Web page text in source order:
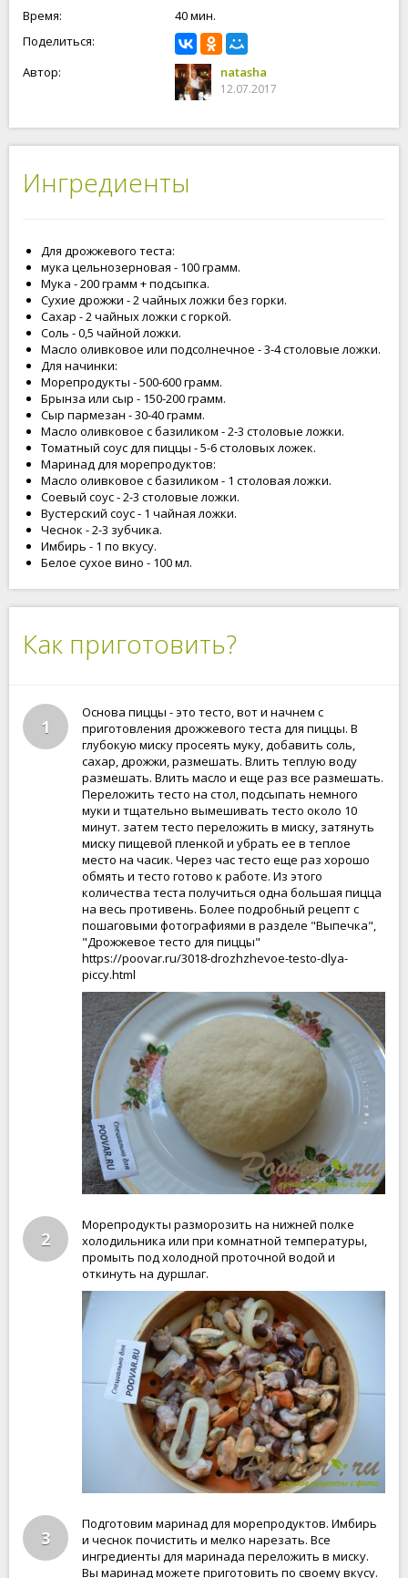
Время:
40 мин.
Поделиться:
Автор:
natasha
12.07.2017
Ингредиенты
Для дрожжевого теста:
мука цельнозерновая - 100 грамм.
Мука - 200 грамм + подсыпка.
Сухие дрожжи - 2 чайных ложки без горки.
Сахар - 2 чайных ложки с горкой.
Соль - 0,5 чайной ложки.
Масло оливковое или подсолнечное - 3-4 столовые ложки.
Для начинки:
Морепродукты - 500-600 грамм.
Брынза или сыр - 150-200 грамм.
Сыр пармезан - 30-40 грамм.
Масло оливковое с базиликом - 2-3 столовые ложки.
Томатный соус для пиццы - 5-6 столовых ложек.
Маринад для морепродуктов:
Масло оливковое с базиликом - 1 столовая ложки.
Соевый соус - 2-3 столовые ложки.
Вустерский соус - 1 чайная ложки.
Чеснок - 2-3 зубчика.
Имбирь - 1 по вкусу.
Белое сухое вино - 100 мл.
Как приготовить?
1
Основа пиццы - это тесто, вот и начнем с
приготовления дрожжевого теста для пиццы. В
глубокую миску просеять муку, добавить соль,
сахар, дрожжи, размешать. Влить теплую воду
размешать. Влить масло и еще раз все размешать.
Переложить тесто на стол, подсыпать немного
муки и тщательно вымешивать тесто около 10
минут. затем тесто переложить в миску, затянуть
миску пищевой пленкой и убрать ее в теплое
место на часик. Через час тесто еще раз хорошо
обмять и тесто готово к работе. Из этого
количества теста получиться одна большая пицца
на весь противень. Более подробный рецепт с
пошаговыми фотографиями в разделе "Выпечка",
"Дрожжевое тесто для пиццы"
https://poovar.ru/3018-drozhzhevoe-testo-dlya-
piccy.html
2
Морепродукты разморозить на нижней полке
холодильника или при комнатной температуры,
промыть под холодной проточной водой и
откинуть на дуршлаг.
3
Подготовим маринад для морепродуктов. Имбирь
и чеснок почистить и мелко нарезать. Все
ингредиенты для маринада переложить в миску.
Вы маринад можете приготовить по своему вкусу.